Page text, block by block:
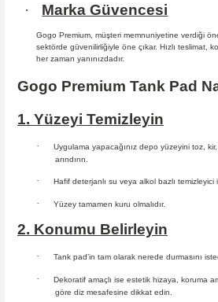
· Marka Güvencesi
Gogo Premium, müşteri memnuniyetine verdiği
sektörde güvenilirliğiyle öne çıkar. Hızlı teslimat,
her zaman yanınızdadır.
Gogo Premium Tank Pad
1. Yüzeyi Temizleyin
·
Uygulama yapacağınız depo yüzeyini toz,
arındırın.
· Hafif deterjanlı su veya alkol bazlı temizleyici
· Yüzey tamamen kuru olmalıdır.
2. Konumu Belirleyin
· Tank pad’in tam olarak nerede durmasını
· Dekoratif amaçlı ise estetik hizaya, koruma
göre diz mesafesine dikkat edin.